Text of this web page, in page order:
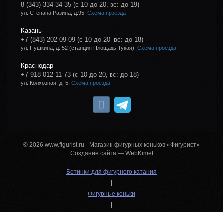
8 (343) 334-34-35 (с 10 до 20, вс: до 19)
ул. Степана Разина, д.95, Схема проезда
Казань
+7 (843) 202-09-09 (с 10 до 20, вс: до 18)
ул. Пушкина, д. 52 (станция Площадь Тукая), Схема проезда
Краснодар
+7 918 012-11-73 (с 10 до 20, вс: до 18)
ул. Колхозная, д. 5, Схема проезда
© 2026 www.figurist.ru - Магазин фигурных коньков «Фигурист»
Создание сайта — WebKimet
Ботинки для фигурного катания
|
Фигурные коньки
|